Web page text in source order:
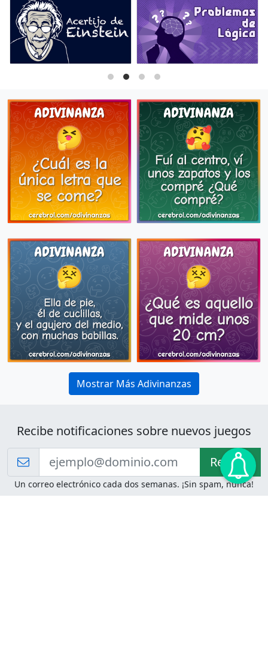
Mostrar Más Adivinanzas
Recibe notificaciones sobre nuevos juegos
Recibir!
Un correo electrónico cada dos semanas. ¡Sin spam, nunca!